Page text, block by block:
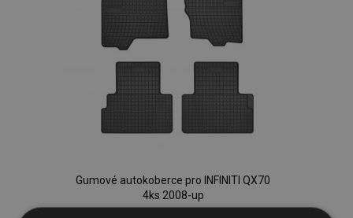
Gumové autokoberce pro INFINITI QX70
4ks 2008-up